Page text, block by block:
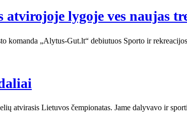
lygoje ves naujas
komanda „Alytus-Gut.lt“ debiutuos Sporto ir
atvirasis Lietuvos čempionatas. Jame dalyvavo ir